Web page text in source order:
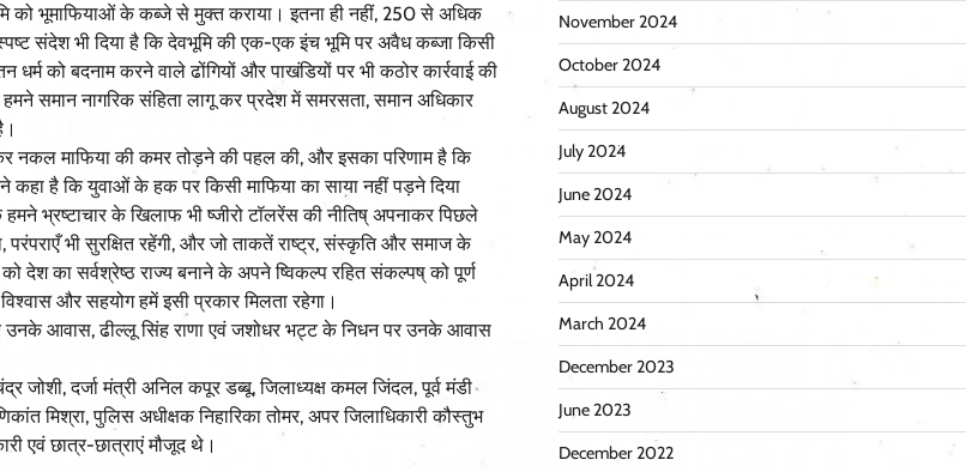
को भूमाफियाओं के कब्जे से मुक्त कराया। इतना ही नहीं, 250 से अधिक
भी दिया है कि देवभूमि की एक-एक इंच भूमि पर अवैध कब्जा किसी
को बदनाम करने वाले ढोंगियों और पाखंडियों पर भी कठोर कार्रवाई की
समान नागरिक संहिता लागू कर प्रदेश में समरसता, समान अधिकार
नकल माफिया की कमर तोड़ने की पहल की, और इसका परिणाम है कि
है कि युवाओं के हक पर किसी माफिया का साया नहीं पड़ने दिया
भ्रष्टाचार के खिलाफ भी ष्जीरो टॉलरेंस की नीतिष् अपनाकर पिछले
परंपराएँ भी सुरक्षित रहेंगी, और जो ताकतें राष्ट्र, संस्कृति और समाज के
देश का सर्वश्रेष्ठ राज्य बनाने के अपने ष्विकल्प रहित संकल्पष् को पूर्ण
और सहयोग हमें इसी प्रकार मिलता रहेगा।
उनके आवास, ढील्लू सिंह राणा एवं जशोधर भट्ट के निधन पर उनके आवास
जोशी, दर्जा मंत्री अनिल कपूर डब्बू, जिलाध्यक्ष कमल जिंदल, पूर्व मंडी
मिश्रा, पुलिस अधीक्षक निहारिका तोमर, अपर जिलाधिकारी कौस्तुभ
एवं छात्र-छात्राएं मौजूद थे।
November 2024
October 2024
August 2024
July 2024
June 2024
May 2024
April 2024
March 2024
December 2023
June 2023
December 2022